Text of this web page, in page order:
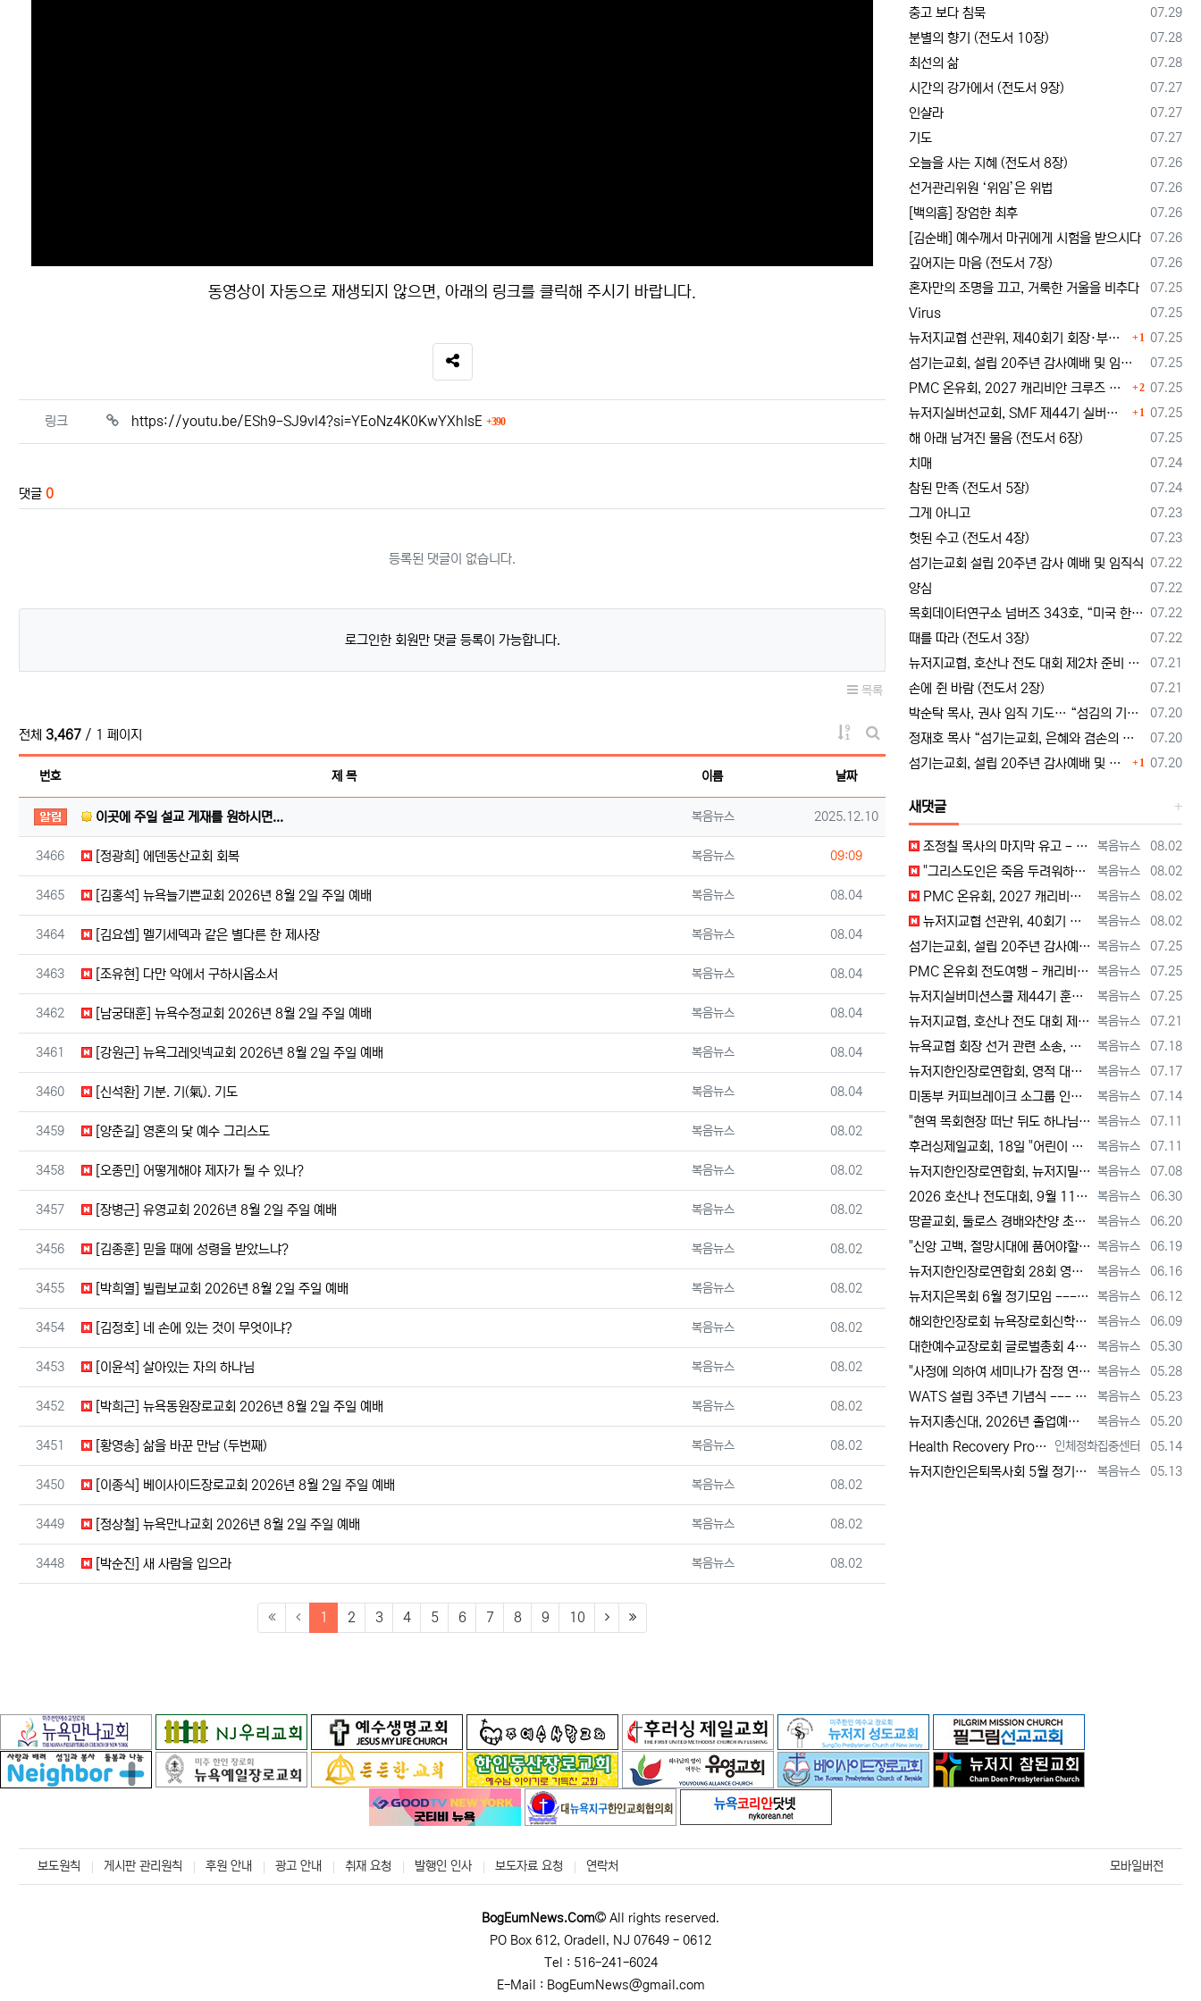
동영상이 자동으로 재생되지 않으면, 아래의 링크를 클릭해 주시기 바랍니다.
SNS 공유
관련자료
링크 https://youtu.be/ESh9-SJ9vl4?si=YEoNz4K0KwYXhIsE 390회 연결
댓글 0
등록된 댓글이 없습니다.
로그인한 회원만 댓글 등록이 가능합니다.
목록
전체 3,467 / 1 페이지
게시물 정렬
게시판 검색
번호
제 목 이름 날짜
공지사항이곳에 주일 설교 게재를 원하시면... 등록자
복음뉴스 등록일
2025.12.10
번호
3466 [정광희] 에덴동산교회 회복 등록자
복음뉴스 등록일
09:09
번호
3465 [김홍석] 뉴욕늘기쁜교회 2026년 8월 2일 주일 예배 등록자
복음뉴스 등록일
08.04
번호
3464 [김요셉] 멜기세덱과 같은 별다른 한 제사장 등록자
복음뉴스 등록일
08.04
번호
3463 [조유현] 다만 악에서 구하시옵소서 등록자
복음뉴스 등록일
08.04
번호
3462 [남궁태훈] 뉴욕수정교회 2026년 8월 2일 주일 예배 등록자
복음뉴스 등록일
08.04
번호
3461 [강원근] 뉴욕그레잇넥교회 2026년 8월 2일 주일 예배 등록자
복음뉴스 등록일
08.04
번호
3460 [신석환] 기분. 기(氣). 기도 등록자
복음뉴스 등록일
08.04
번호
3459 [양춘길] 영혼의 닻 예수 그리스도 등록자
복음뉴스 등록일
08.02
번호
3458 [오종민] 어떻게해야 제자가 될 수 있나? 등록자
복음뉴스 등록일
08.02
번호
3457 [장병근] 유영교회 2026년 8월 2일 주일 예배 등록자
복음뉴스 등록일
08.02
번호
3456 [김종훈] 믿을 때에 성령을 받았느냐? 등록자
복음뉴스 등록일
08.02
번호
3455 [박희열] 빌립보교회 2026년 8월 2일 주일 예배 등록자
복음뉴스 등록일
08.02
번호
3454 [김정호] 네 손에 있는 것이 무엇이냐? 등록자
복음뉴스 등록일
08.02
번호
3453 [이윤석] 살아있는 자의 하나님 등록자
복음뉴스 등록일
08.02
번호
3452 [박희근] 뉴욕동원장로교회 2026년 8월 2일 주일 예배 등록자
복음뉴스 등록일
08.02
번호
3451 [황영송] 삶을 바꾼 만남 (두번째) 등록자
복음뉴스 등록일
08.02
번호
3450 [이종식] 베이사이드장로교회 2026년 8월 2일 주일 예배 등록자
복음뉴스 등록일
08.02
번호
3449 [정상철] 뉴욕만나교회 2026년 8월 2일 주일 예배 등록자
복음뉴스 등록일
08.02
번호
3448 [박순진] 새 사람을 입으라 등록자
복음뉴스 등록일
08.02
1 (current)
2 3 4 5 6 7 8 9 10 (next)(last)
등록일
07.29
충고 보다 침묵
등록일
07.28
분별의 향기 (전도서 10장)
등록일
07.28
최선의 삶
등록일
07.27
시간의 강가에서 (전도서 9장)
등록일
07.27
인샬라
등록일
07.27
기도
등록일
07.26
오늘을 사는 지혜 (전도서 8장)
등록일
07.26
선거관리위원 ‘위임’은 위법
등록일
07.26
[백의흠] 장엄한 최후
등록일
07.26
[김순배] 예수께서 마귀에게 시험을 받으시다
등록일
07.26
깊어지는 마음 (전도서 7장)
등록일
07.25
혼자만의 조명을 끄고, 거룩한 거울을 비추다
등록일
07.25
Virus
등록일
07.25
뉴저지교협 선관위, 제40회기 회장·부회장 등록 및 추천 절차 공고… 선관위 구성 적정성 논란도 제기
댓글
1
등록일
07.25
섬기는교회, 설립 20주년 감사예배 및 임직식 --- "이제 더 힘차게 창공을 날자"
등록일
07.25
PMC 온유회, 2027 캐리비안 크루즈 전도여행 참가자 모집
댓글
2
등록일
07.25
뉴저지실버선교회, SMF 제44기 실버미션스쿨 수강생 모집
댓글
1
등록일
07.25
해 아래 남겨진 물음 (전도서 6장)
등록일
07.24
치매
등록일
07.24
참된 만족 (전도서 5장)
등록일
07.23
그게 아니고
등록일
07.23
헛된 수고 (전도서 4장)
등록일
07.22
섬기는교회 설립 20주년 감사 예배 및 임직식
등록일
07.22
양심
등록일
07.22
목회데이터연구소 넘버즈 343호, “미국 한인교회 목회자 41%, 영적 번아웃 상태”
등록일
07.22
때를 따라 (전도서 3장)
등록일
07.21
뉴저지교협, 호산나 전도 대회 제2차 준비 기도회 --- "사람이 아니라 하나님께서 일하신다"
등록일
07.21
손에 쥔 바람 (전도서 2장)
등록일
07.20
박순탁 목사, 권사 임직 기도… “섬김의 기쁨을 알고 교회를 붙드는 믿음의 동역자 되게 하소서”
등록일
07.20
정재호 목사 “섬기는교회, 은혜와 겸손의 두 날개로 비상하라”
등록일
07.20
섬기는교회, 설립 20주년 감사예배 및 임직식 드려… “은혜와 겸손의 두 날개로 비상하라”
댓글
1
새댓글
등록자
복음뉴스 등록일
08.02
조정칠 목사의 마지막 유고 - 홍수와 복(福) 자(字) [2026년 8월 1일 토요일 자 뉴욕일보 기사] ==> https://www.bogeu…
등록자
복음뉴스 등록일
08.02
"그리스도인은 죽음 두려워하지 않지만, 살아 있는 동안 다른 사람의 유익 + 믿음의 진보 위해 살아야" [2026년 7월 31일 금요일 자 뉴욕…
등록자
복음뉴스 등록일
08.02
PMC 온유회, 2027 캐리비안 크루즈 전도여행 참가자 모집 [2026년 7월 31일 금요일 자 뉴욕일보 기사] ==> https://www.…
등록자
복음뉴스 등록일
08.02
뉴저지교협 선관위, 40회기 회장 + 부회장 등록 + 추천 절차 공고 --- 8월 28일 등록 마감, 9월 28일 선거 [2026년 7월 29일…
등록자
복음뉴스 등록일
07.25
섬기는교회, 설립 20주년 감사예배 및 임직식 --- "이제 더 힘차게 창공을 날자" [2026년 7월 25일 토요일 자 뉴욕일보 기사] ==>…
등록자
복음뉴스 등록일
07.25
PMC 온유회 전도여행 - 캐리비언 크루즈 2027 안내 ==> https://www.bogeumnews.com/gnu54/bbs/board.p…
등록자
복음뉴스 등록일
07.25
뉴저지실버미션스쿨 제44기 훈련생 모집 안내 ==> https://www.bogeumnews.com/gnu54/bbs/board.php?bo_t…
등록자
복음뉴스 등록일
07.21
뉴저지교협, 호산나 전도 대회 제2차 준비 기도회 --- "사람이 아니라 하나님께서 일하신다" [2026년 7월 21일 화요일 자 뉴욕일보 기사…
등록자
복음뉴스 등록일
07.18
뉴욕교협 회장 선거 관련 소송, 청구인 측 "법원 조속한 결정과 심리ㅜ 요청" [2026년 7월 18일 토요일 자 뉴욕일보 기사] ==> htt…
등록자
복음뉴스 등록일
07.17
뉴저지한인장로연합회, 영적 대각성 기도회 --- "우리의 기준은 하나님 말씀" [2026년 7월 17일 금요일 자 뉴욕일보 기사] ==> htt…
등록자
복음뉴스 등록일
07.14
미동부 커피브레이크 소그룹 인도자 워크숍 8월 15일 더바인교회 + 필그림선교교회서 [2026년 7월 14일 화요일 자 뉴욕일보 기사] ==> …
등록자
복음뉴스 등록일
07.11
"현역 목회현장 떠난 뒤도 하나님 능력 + 은혜 다음 세대에 전하는 사명 계속" [2026년 7월 11일일 토요일 자 뉴욕일보 기사] ==> …
등록자
복음뉴스 등록일
07.11
후러싱제일교회, 18일 "어린이 천국" 만든다 [2026년 7월 11일 토요일 자 뉴욕일보 기사] ==> https://www.bogeumnew…
등록자
복음뉴스 등록일
07.08
뉴저지한인장로연합회, 뉴저지밀알선교단 방문 --- 장애우들에게 점심 식사 제공 + 사랑의 후원금 [2026년 7월 8일 수요일 자 뉴욕일보 기사…
등록자
복음뉴스 등록일
06.30
2026 호산나 전도대회, 9월 11일(금)부터 13일(주일)까지 뉴저지하베스트교회에서 [2026년 6월 30일 화요일 자 뉴욕일보 기사] ==…
등록자
복음뉴스 등록일
06.20
땅끝교회, 둘로스 경배와찬양 초청 찬양집회 --- "참행복은 주님께 쓰임 받는 것" [2026년 6월 20일 토요일 자 뉴욕일보 기사] ==> …
등록자
복음뉴스 등록일
06.19
"신앙 고백, 절망시대에 품어야할 희망, 마지막까지 하나님 손에 붙들려 쓰임 받고자 하는 삶의 의미" [2026년 6월 19일 금요일 자 뉴욕일…
등록자
복음뉴스 등록일
06.16
뉴저지한인장로연합회 28회 영적 대각성 기도회 [2026년 6월 16일 화요일 자 뉴욕일보 기사] ==> https://www.bogeumnew…
등록자
복음뉴스 등록일
06.12
뉴저지은목회 6월 정기모임 --- 강원호 목사, "복음은 구원, 구원의 목적은 하나님 나라의 삶" [2026년 6월 12일 금요일 자 뉴역일보 …
등록자
복음뉴스 등록일
06.09
해외한인장로회 뉴욕장로회신학대학(원), 40회 졸업감사예배 및 학위수여식 [2026년 6월 9일 화요일 자 뉴욕일보 기사] ==> https:/…
등록자
복음뉴스 등록일
05.30
대한예수교장로회 글로벌총회 48회 정기총회 --- "진리 위에 굳게 서서 복음으로 세상 정복하라" [2026년 5월 30일 토요일 자 뉴욕일보 …
등록자
복음뉴스 등록일
05.28
"사정에 의하여 세미나가 잠정 연기되었다"고 합니다. 착오 없으시기 바랍니다.
등록자
복음뉴스 등록일
05.23
WATS 설립 3주년 기념식 --- 천국 복음 전파와 영적 지도자 양성 사명 재확인 [2026년 5월 23일 토요일 자 뉴욕일보 기사] ==> …
등록자
복음뉴스 등록일
05.20
뉴저지총신대, 2026년 졸업예배 및 학위 수여식 --- "절업장은 학교가 주지만, 위임장은 주님이 주신다" [2026년 5월 20일 수요일 …
등록자
인체정화집중센터 등록일
05.14
Health Recovery Program 인체정화 집중센터 Health Recovery Program이 태어난 배경은 단순히 하나의 건강…
등록자
복음뉴스 등록일
05.13
뉴저지한인은퇴목사회 5월 정기모임 --- "천국 갈 준비되셨나요?" [2026년 5월 13일 수요일 자 뉴욕일보 기사] ==> https://w…
보도원칙 게시판 관리원칙 후원 안내 광고 안내 취재 요청 발행인 인사 보도자료 요청 연락처 모바일버전
BogEumNews.Com
All rights reserved.
PO Box 612, Oradell, NJ 07649 - 0612
Tel : 516-241-6024
E-Mail : BogEumNews@gmail.com